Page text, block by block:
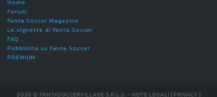
Home
Forum
Fanta.Soccer Magazine
Le vignette di Fanta.Soccer
FAQ
Pubblicità su Fanta.Soccer
PREMIUM
2026 © FANTASOCCERVILLAGE S.R.L.S. - NOTE LEGALI | PRIVACY |